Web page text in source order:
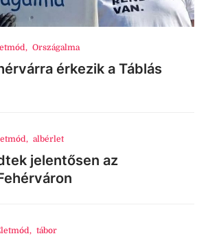
, Országalma
érkezik a Táblás
, albérlet
jelentősen az
, tábor